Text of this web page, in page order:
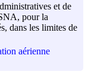
et de
pour la
dans les limites de
aérienne